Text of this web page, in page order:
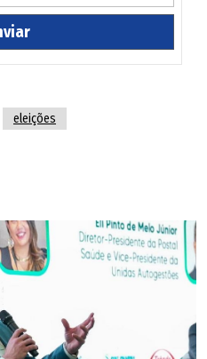
ou subordinados
como falta grave,
um "rol" de "promessas
candidatos e cabos
como oferta de
de gratificação,
administrativos, de
na empresa, de que o
e aumento de salário em
eleições